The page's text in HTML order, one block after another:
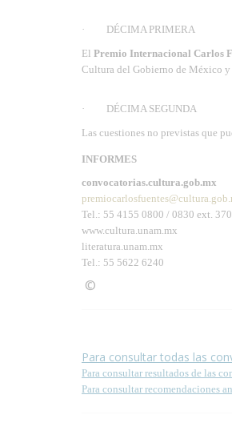
· DÉCIMA PRIMERA
El Premio Internacional Carlos
Cultura del Gobierno de México y
· DÉCIMA SEGUNDA
Las cuestiones no previstas que
INFORMES
convocatorias.cultura.gob.mx
Tel.: 55 4155 0800 / 0830 ext.
www.cultura.unam.mx
literatura.unam.mx
Tel.: 55 5622 6240
©
Para consultar todas las
Para consultar resultados de las
Para consultar recomendaciones